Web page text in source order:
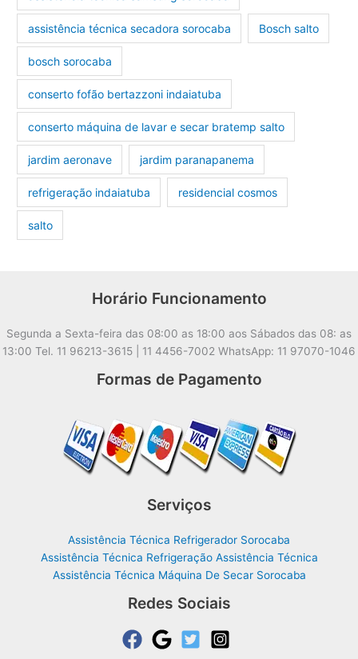
assistência técnica secadora sorocaba Bosch salto
bosch sorocaba
conserto fofão bertazzoni indaiatuba
conserto máquina de lavar e secar bratemp salto
jardim aeronave jardim paranapanema
refrigeração indaiatuba residencial cosmos
salto
Horário Funcionamento
Segunda a Sexta-feira das 08:00 as 18:00 aos Sábados das 08: as
13:00 Tel. 11 96213-3615 | 11 4456-7002 WhatsApp: 11 97070-1046
Formas de Pagamento
Serviços
Assistência Técnica Refrigerador Sorocaba
Assistência Técnica Refrigeração Assistência Técnica
Assistência Técnica Máquina De Secar Sorocaba
Redes Sociais